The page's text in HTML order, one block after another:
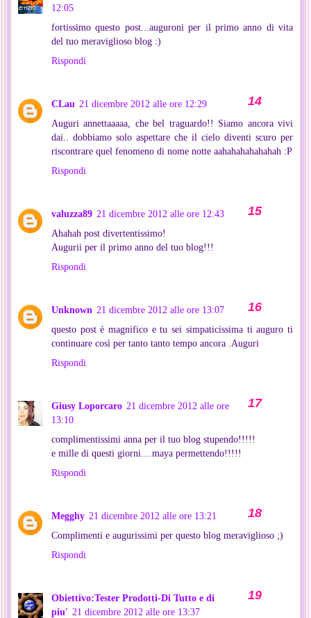
12:05
fortissimo questo post...auguroni per il primo anno di vita
del tuo meraviglioso blog :)
Rispondi
CLau 21 dicembre 2012 alle ore 12:29
Auguri annettaaaaa, che bel traguardo!! Siamo ancora vivi
dai.. dobbiamo solo aspettare che il cielo diventi scuro per
riscontrare quel fenomeno di nome notte aahahahahahahah :P
Rispondi
valuzza89 21 dicembre 2012 alle ore 12:43
Ahahah post divertentissimo!
Augurii per il primo anno del tuo blog!!!
Rispondi
Unknown 21 dicembre 2012 alle ore 13:07
questo post è magnifico e tu sei simpaticissima ti auguro ti
continuare così per tanto tanto tempo ancora .Auguri
Rispondi
Giusy Loporcaro 21 dicembre 2012 alle ore
13:10
complimentissimi anna per il tuo blog stupendo!!!!!
e mille di questi giorni....maya permettendo!!!!!
Rispondi
Megghy 21 dicembre 2012 alle ore 13:21
Complimenti e augurissimi per questo blog meraviglioso ;)
Rispondi
Obiettivo:Tester Prodotti-Di Tutto e di
piu' 21 dicembre 2012 alle ore 13:37